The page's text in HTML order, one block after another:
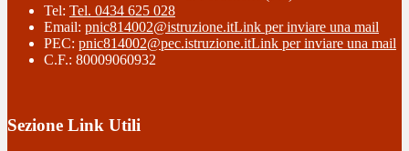
Tel: Tel. 0434 625 028
Email: pnic814002@istruzione.itLink per inviare una mail
PEC: pnic814002@pec.istruzione.itLink per inviare una mail
C.F.: 80009060932
Sezione Link Utili